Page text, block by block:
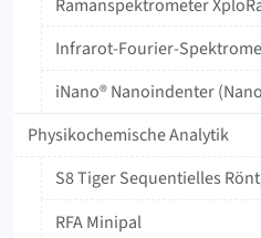
Ramanspektrometer
Infrarot-Fourier-
iNano® Nanoindenter
Physikochemische Analytik
S8 Tiger Sequentielles
RFA Minipal